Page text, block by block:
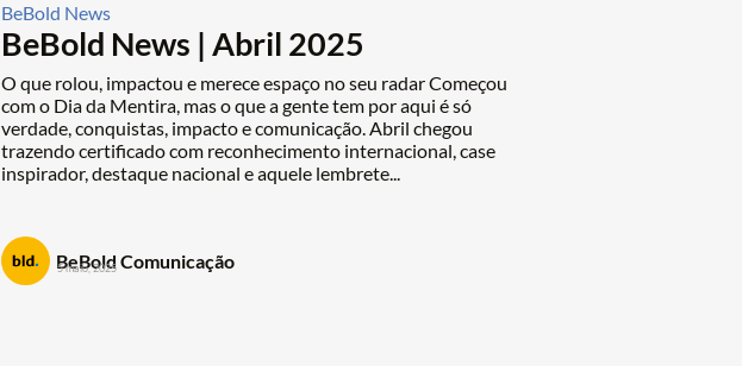
BeBold News
BeBold News | Abril 2025
O que rolou, impactou e merece espaço no seu radar Começou
com o Dia da Mentira, mas o que a gente tem por aqui é só
verdade, conquistas, impacto e comunicação. Abril chegou
trazendo certificado com reconhecimento internacional, case
inspirador, destaque nacional e aquele lembrete...
BeBold Comunicação
5 maio, 2025